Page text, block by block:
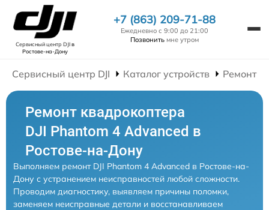
Сервисный центр DJIв
Ростове-на-Дону
+7 (863) 209-71-88
Ежедневно с 9:00 до 21:00
Позвонить мне утром
Сервисный центр DJI Каталог устройств Ремонт
Ремонт квадрокоптера
DJI Phantom 4 Advanced в
Ростове-на-Дону
Выполняем ремонт DJI Phantom 4 Advanced в Ростове-на-
Дону с устранением неисправностей любой сложности.
Проводим диагностику, выявляем причины поломки,
заменяем неисправные детали и восстанавливаем